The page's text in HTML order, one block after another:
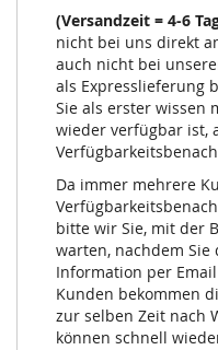
(Versandzeit = 4-6
nicht bei uns direkt
auch nicht bei
als Expresslieferung
Sie als erster wissen
wieder verfügbar ist,
Da immer mehrere
bitte wir Sie, mit der
warten, nachdem Sie
Information per
Kunden bekommen
zur selben Zeit nach
können schnell